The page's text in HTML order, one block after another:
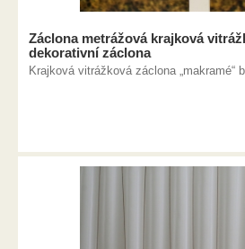
Záclona metrážová krajková
dekorativní záclona
Krajková vitrážková záclona „makramé“